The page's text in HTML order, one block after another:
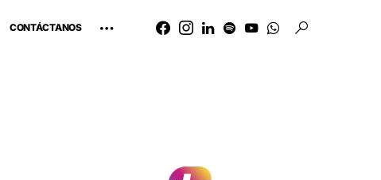
CONTÁCTANOS